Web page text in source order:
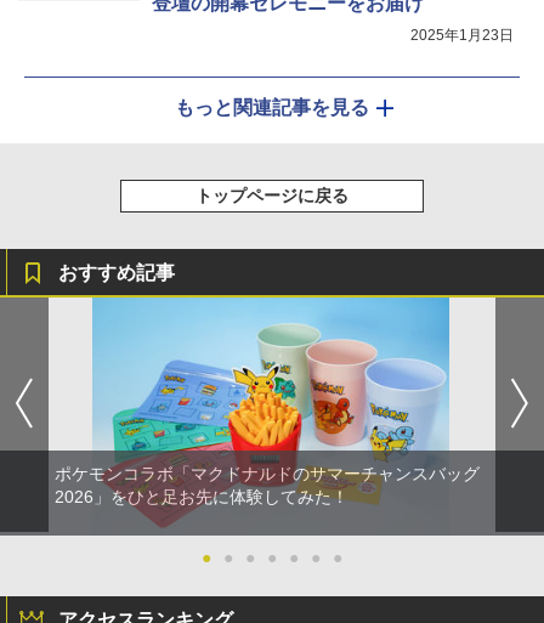
2025年1月23日
もっと関連記事を見る
トップページに戻る
おすすめ記事
ポケモンコラボ「マクドナルドのサマーチャンスバッグ
2026」をひと足お先に体験してみた！
● ● ● ● ● ● ●